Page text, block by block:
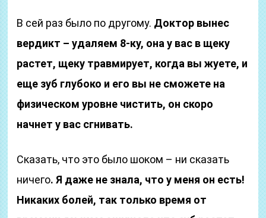
В сей раз было по другому. Доктор вынес
вердикт – удаляем 8-ку, она у вас в щеку
растет, щеку травмирует, когда вы жуете, и
еще зуб глубоко и его вы не сможете на
физическом уровне чистить, он скоро
начнет у вас сгнивать.
Сказать, что это было шоком – ни сказать
ничего. Я даже не знала, что у меня он есть!
Никаких болей, так только время от